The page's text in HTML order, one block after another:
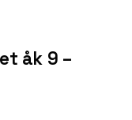
åk 9 –